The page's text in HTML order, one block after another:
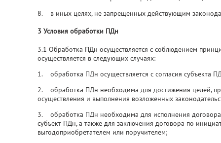
8. в иных целях, не запрещенных действующим
3 Условия обработки ПДн
3.1 Обработка ПДн осуществляется с соблюдением
осуществляется в следующих случаях:
1. обработка ПДн осуществляется с согласия субъекта
2. обработка ПДн необходима для достижения целей,
осуществления и выполнения возложенных
3. обработка ПДн необходима для исполнения
субъект ПДн, а также для заключения договора по
выгодоприобретателем или поручителем;